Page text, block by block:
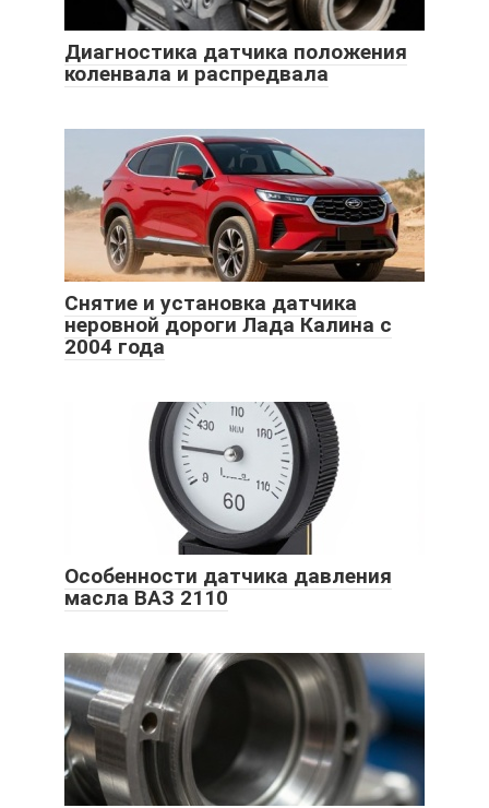
Диагностика датчика положения
коленвала и распредвала
Снятие и установка датчика
неровной дороги Лада Калина с
2004 года
Особенности датчика давления
масла ВАЗ 2110